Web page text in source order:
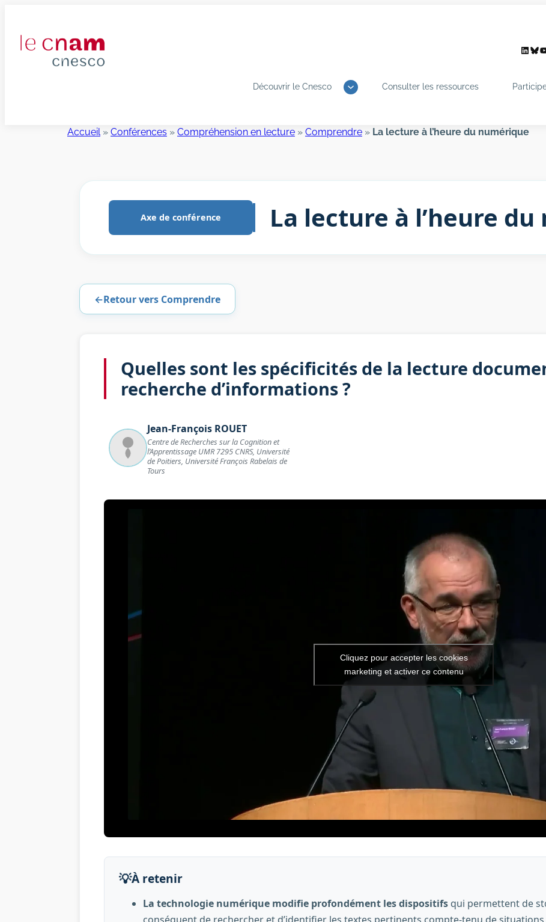
contenu
Découvrir le Cnesco Consulter les ressources
Accueil» Conférences » Compréhension en lecture » Comprendre » La lecture à l’heure du numérique
Axe de conférence La lecture à l’heure
←Retour vers Comprendre
Quelles sont les spécificités de la lecture
recherche d’informations ?
Jean-François ROUET
Centre de Recherches sur la Cognition et
l’Apprentissage UMR 7295 CNRS, Université
de Poitiers, Université François Rabelais de
Tours
Vidéo de l’intervention :
Cliquez pour accepter les cookies
marketing et activer ce contenu
💡À retenir
La technologie numérique modifie profondément les dispositifs qui permettent de